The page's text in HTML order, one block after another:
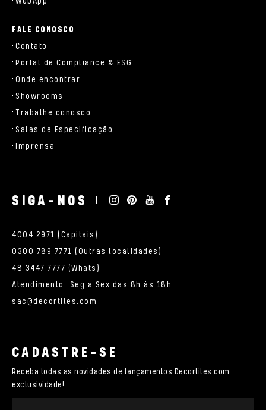
FALE CONOSCO
Contato
Portal de Compliance & ESG
Onde encontrar
Showrooms
Trabalhe conosco
Salas de Especificação
Imprensa
SIGA-NOS
4004 2971 (Capitais)
0300 789 7771 (Outras localidades)
48 3447 7777 (Whats)
Atendimento: Seg à Sex das 8h às 18h
sac@decortiles.com
CADASTRE-SE
Receba todas as novidades de lançamentos Decortiles com
exclusividade!